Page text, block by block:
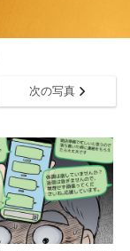
次の写真